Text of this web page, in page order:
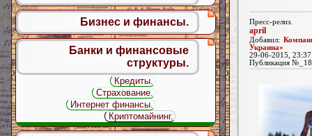
Пресс-релиз.
april
Добавил:
Украина»
29-06-2015,
Публикация
Бизнес и финансы.
Банки и финансовые
структуры.
Кредиты.
Страхование.
Интернет финансы.
Криптомайнинг.